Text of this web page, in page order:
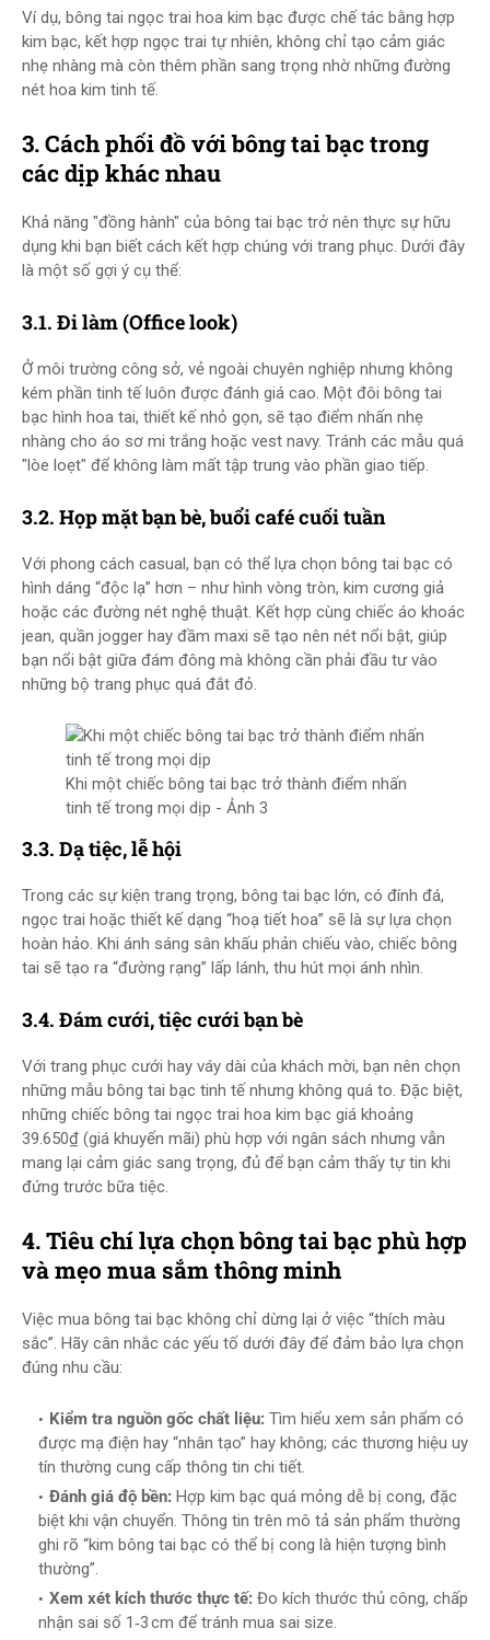
Ví dụ, bông tai ngọc trai hoa kim bạc được chế tác bằng hợp
kim bạc, kết hợp ngọc trai tự nhiên, không chỉ tạo cảm giác
nhẹ nhàng mà còn thêm phần sang trọng nhờ những đường
nét hoa kim tinh tế.
3. Cách phối đồ với bông tai bạc trong
các dịp khác nhau
Khả năng "đồng hành" của bông tai bạc trở nên thực sự hữu
dụng khi bạn biết cách kết hợp chúng với trang phục. Dưới đây
là một số gợi ý cụ thể:
3.1. Đi làm (Office look)
Ở môi trường công sở, vẻ ngoài chuyên nghiệp nhưng không
kém phần tinh tế luôn được đánh giá cao. Một đôi bông tai
bạc hình hoa tai, thiết kế nhỏ gọn, sẽ tạo điểm nhấn nhẹ
nhàng cho áo sơ mi trắng hoặc vest navy. Tránh các mẫu quá
"lòe loẹt" để không làm mất tập trung vào phần giao tiếp.
3.2. Họp mặt bạn bè, buổi café cuối tuần
Với phong cách casual, bạn có thể lựa chọn bông tai bạc có
hình dáng “độc lạ” hơn – như hình vòng tròn, kim cương giả
hoặc các đường nét nghệ thuật. Kết hợp cùng chiếc áo khoác
jean, quần jogger hay đầm maxi sẽ tạo nên nét nổi bật, giúp
bạn nổi bật giữa đám đông mà không cần phải đầu tư vào
những bộ trang phục quá đắt đỏ.
Khi một chiếc bông tai bạc trở thành điểm nhấn
tinh tế trong mọi dịp - Ảnh 3
3.3. Dạ tiệc, lễ hội
Trong các sự kiện trang trọng, bông tai bạc lớn, có đính đá,
ngọc trai hoặc thiết kế dạng “hoạ tiết hoa” sẽ là sự lựa chọn
hoàn hảo. Khi ánh sáng sân khấu phản chiếu vào, chiếc bông
tai sẽ tạo ra “đường rạng” lấp lánh, thu hút mọi ánh nhìn.
3.4. Đám cưới, tiệc cưới bạn bè
Với trang phục cưới hay váy dài của khách mời, bạn nên chọn
những mẫu bông tai bạc tinh tế nhưng không quá to. Đặc biệt,
những chiếc bông tai ngọc trai hoa kim bạc giá khoảng
39.650₫ (giá khuyến mãi) phù hợp với ngân sách nhưng vẫn
mang lại cảm giác sang trọng, đủ để bạn cảm thấy tự tin khi
đứng trước bữa tiệc.
4. Tiêu chí lựa chọn bông tai bạc phù hợp
và mẹo mua sắm thông minh
Việc mua bông tai bạc không chỉ dừng lại ở việc “thích màu
sắc”. Hãy cân nhắc các yếu tố dưới đây để đảm bảo lựa chọn
đúng nhu cầu:
Kiểm tra nguồn gốc chất liệu: Tìm hiểu xem sản phẩm có
được mạ điện hay “nhân tạo” hay không; các thương hiệu uy
tín thường cung cấp thông tin chi tiết.
Đánh giá độ bền: Hợp kim bạc quá mỏng dễ bị cong, đặc
biệt khi vận chuyển. Thông tin trên mô tả sản phẩm thường
ghi rõ “kim bông tai bạc có thể bị cong là hiện tượng bình
thường”.
Xem xét kích thước thực tế: Đo kích thước thủ công, chấp
nhận sai số 1‑3 cm để tránh mua sai size.